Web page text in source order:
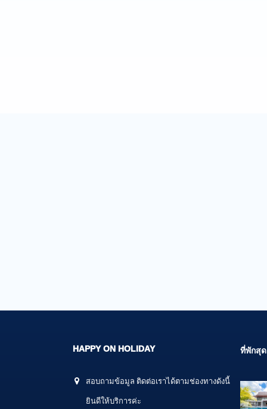
HAPPY ON HOLIDAY
สอบถามข้อมูล ติดต่อเราได้ตามช่องทางดังนี้
ยินดีให้บริการค่ะ
ที่พักสุด